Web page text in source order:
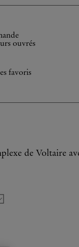
ouvrés
favoris
de Voltaire